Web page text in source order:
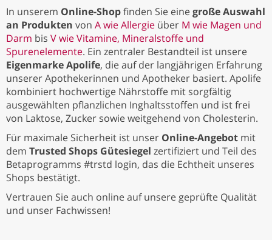
In unserem Online-Shopfinden Sie einegroße Auswahl
an Produkten von A wie Allergie über M wie Magen und
Darm bis V wie Vitamine, Mineralstoffe und
Spurenelemente. Ein zentraler Bestandteil ist unsere
Eigenmarke Apolife, die auf der langjährigen Erfahrung
unserer Apothekerinnen und Apotheker basiert. Apolife
kombiniert hochwertige Nährstoffe mit sorgfältig
ausgewählten pflanzlichen Inghaltsstoffen und ist frei
von Laktose, Zucker sowie weitgehend von Cholesterin.
Für maximale Sicherheit ist unser Online-Angebot mit
dem Trusted Shops Gütesiegel zertifiziert und Teil des
Betaprogramms #trstd login, das die Echtheit unseres
Shops bestätigt.
Vertrauen Sie auch online auf unsere geprüfte Qualität
und unser Fachwissen!